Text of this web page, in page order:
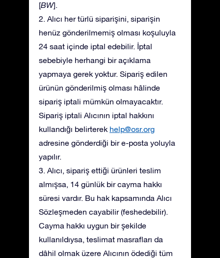
[BW].
2. Alıcı her türlü siparişini, siparişin
henüz gönderilmemiş olması koşuluyla
24 saat içinde iptal edebilir. İptal
sebebiyle herhangi bir açıklama
yapmaya gerek yoktur. Sipariş edilen
ürünün gönderilmiş olması hâlinde
sipariş iptali mümkün olmayacaktır.
Sipariş iptali Alıcının iptal hakkını
kullandığı belirterek help@osr.org
adresine gönderdiği bir e-posta yoluyla
yapılır.
3. Alıcı, sipariş ettiği ürünleri teslim
almışsa, 14 günlük bir cayma hakkı
süresi vardır. Bu hak kapsamında Alıcı
Sözleşmeden cayabilir (feshedebilir).
Cayma hakkı uygun bir şekilde
kullanıldıysa, teslimat masrafları da
dâhil olmak üzere Alıcının ödediği tüm